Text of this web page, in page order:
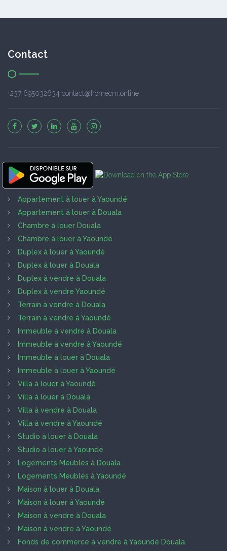
Contact
+237 695032634 contact@homecm.online
Appartement à louer à Yaoundé
Appartement à louer à Douala
Chambre à louer Douala
Chambre à louer à Yaoundé
Duplex à louer à Yaoundé
Duplex à louer à Douala
Duplex à vendre à Douala
Duplex à vendre Yaoundé
Terrain à vendre à Douala
Terrain à vendre à Yaoundé
Immeuble à vendre à Douala
Immeuble à vendre à Yaoundé
Immeuble à louer à Douala
Immeuble à louer à Yaoundé
Villa à louer à Yaoundé
Villa à louer à Douala
Villa à vendre à Douala
Villa à vendre à Yaoundé
Studio à louer à Douala
Studio à louer à Yaoundé
Logements Meublés à Douala
Logements Meublés à Yaoundé
Maison à louer à Douala
Maison à louer à Yaoundé
Maison à vendre à Douala
Maison à vendre à Yaoundé
Fonds de commerce à vendre à Yaoundé Douala